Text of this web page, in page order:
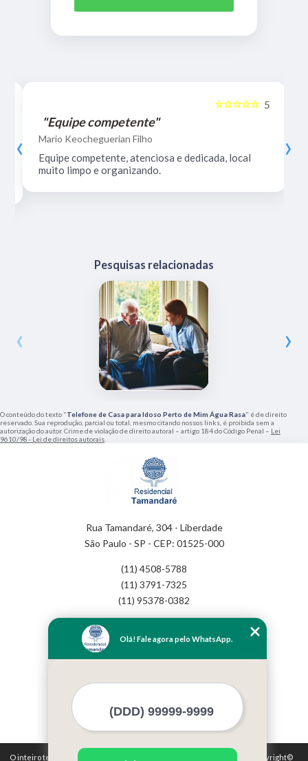
5
☆☆☆☆☆
"Equipe competente"
Mario Keocheguerian Filho
Equipe competente, atenciosa e dedicada, local
muito limpo e organizando.
‹ ›
Pesquisas relacionadas
‹ ›
O conteúdo do texto "Telefone de Casa para Idoso Perto de Mim Água Rasa" é de direito
reservado. Sua reprodução, parcial ou total, mesmo citando nossos links, é proibida sem a
autorização do autor. Crime de violação de direito autoral – artigo 184 do Código Penal – Lei
9610/98 - Lei de direitos autorais
Rua Tamandaré, 304 - Liberdade
São Paulo - SP - CEP: 01525-000
(11) 4508-5788
(11) 3791-7325
(11) 95378-0382
Empresa
Missão
Mapa do site
Mais Serviços
O inteiro teor deste site está sujeito à proteção de direitos autorais. Copyright©
Olá! Fale agora pelo WhatsApp.